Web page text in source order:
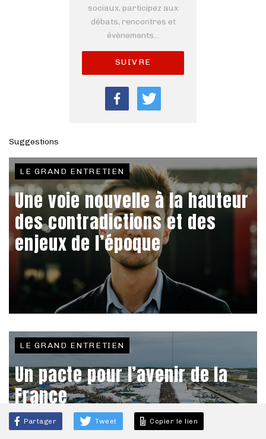
sociaux, participez aux
débats, rencontres et
évènements...
SUIVRE
Suggestions
LE GRAND ENTRETIEN
Une voie nouvelle à la hauteur
des contradictions et des
enjeux de l’époque
LE GRAND ENTRETIEN
Un pacte pour l’avenir de la
France
Partager Tweet Copier le lien